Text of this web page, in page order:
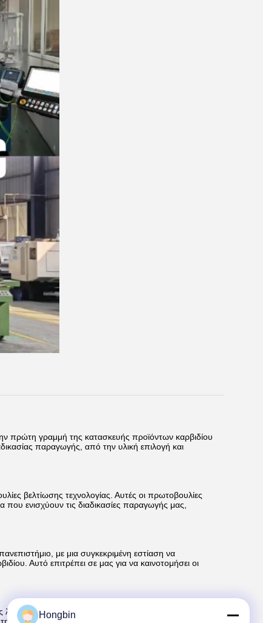
πρώτη γραμμή της κατασκευής προϊόντων καρβιδίου
παραγωγής, από την υλική επιλογή και
βελτίωσης τεχνολογίας. Αυτές οι πρωτοβουλίες
ενισχύουν τις διαδικασίες παραγωγής μας,
με μια συγκεκριμένη εστίαση να
Αυτό επιτρέπει σε μας για να καινοτομήσει οι
λύσεις, έχουμε λάβει επιτυχώς πάνω από 20 διπλώματα
Hongbin